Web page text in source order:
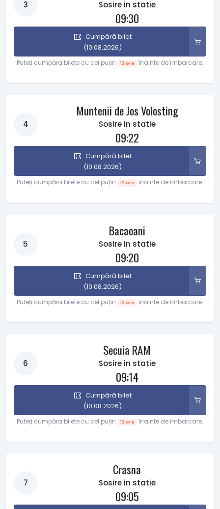
3 Sosire in statie
09:30
Cumpără bilet
(10.08.2026)
Puteți cumpăra bilete cu cel puțin 12 ore înainte de îmbarcare.
4
Muntenii de Jos Volosting
Sosire in statie
09:22
Cumpără bilet
(10.08.2026)
Puteți cumpăra bilete cu cel puțin 12 ore înainte de îmbarcare.
5
Bacaoani
Sosire in statie
09:20
Cumpără bilet
(10.08.2026)
Puteți cumpăra bilete cu cel puțin 12 ore înainte de îmbarcare.
6
Secuia RAM
Sosire in statie
09:14
Cumpără bilet
(10.08.2026)
Puteți cumpăra bilete cu cel puțin 12 ore înainte de îmbarcare.
7
Crasna
Sosire in statie
09:05